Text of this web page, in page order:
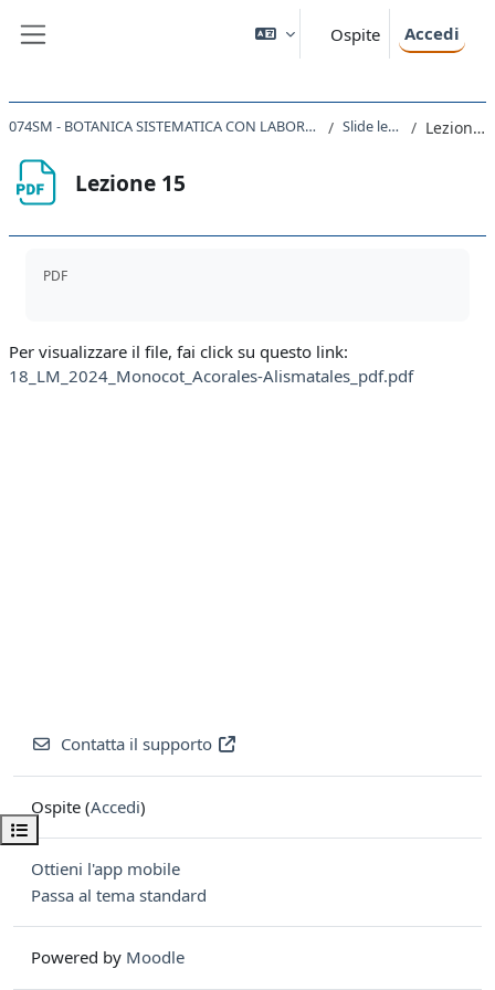
Ospite Accedi
Apri indice del corso
074SM - BOTANICA SISTEMATICA CON LABORATORIO 2024 Slide lezioni Lezione 15
Lezione 15
PDF
Per visualizzare il file, fai click su questo link:
18_LM_2024_Monocot_Acorales-Alismatales_pdf.pdf
Contatta il supporto
Ospite (Accedi)
Ottieni l'app mobile
Passa al tema standard
Powered by Moodle